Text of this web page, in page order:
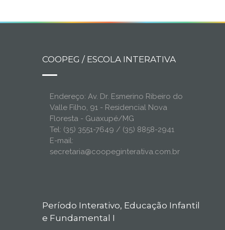
COOPEG / ESCOLA INTERATIVA
Endereço: Av. Dr. Esmerino Ribeiro do
Valle Filho, 91 - Residencial Nova
Floresta - Guaxupé/MG
Tel: (35) 3551-7649 / (35) 8858-2941
E-mail:
secretaria@coopeginterativa.com.br
Período Interativo, Educação Infantil
e Fundamental I